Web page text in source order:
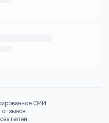
СМИ·
отзывов·